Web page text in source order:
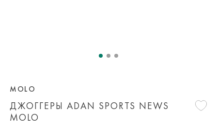
ДЖОГГЕРЫ ADAN SPORTS NEWS
MOLO
MOLO